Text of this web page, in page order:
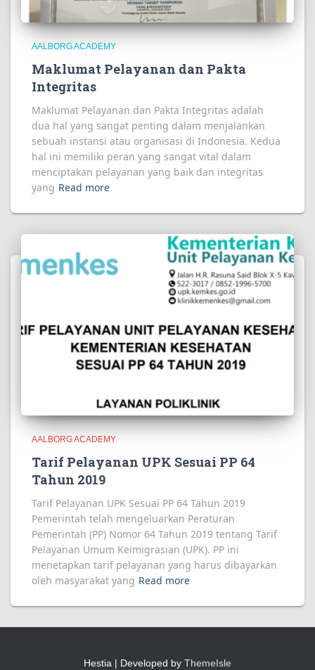
AALBORG ACADEMY
Maklumat Pelayanan dan Pakta
Integritas
Maklumat Pelayanan dan Pakta Integritas adalah
dua hal yang sangat penting dalam menjalankan
sebuah instansi atau organisasi di Indonesia. Kedua
hal ini memiliki peran yang sangat vital dalam
menciptakan pelayanan yang baik dan integritas
yang Read more
AALBORG ACADEMY
Tarif Pelayanan UPK Sesuai PP 64
Tahun 2019
Tarif Pelayanan UPK Sesuai PP 64 Tahun 2019
Pemerintah telah mengeluarkan Peraturan
Pemerintah (PP) Nomor 64 Tahun 2019 tentang Tarif
Pelayanan Umum Keimigrasian (UPK). PP ini
menetapkan tarif pelayanan yang harus dibayarkan
oleh masyarakat yang Read more
Hestia | Developed by ThemeIsle